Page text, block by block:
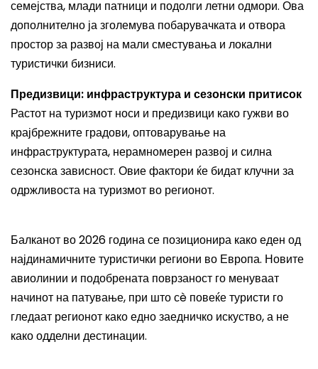
семејства, млади патници и подолги летни одмори. Ова
дополнително ја зголемува побарувачката и отвора
простор за развој на мали сместувања и локални
туристички бизниси.
Предизвици: инфраструктура и сезонски притисок
Растот на туризмот носи и предизвици како гужви во
крајбрежните градови, оптоварување на
инфраструктурата, нерамномерен развој и силна
сезонска зависност. Овие фактори ќе бидат клучни за
одржливоста на туризмот во регионот.
Балканот во 2026 година се позиционира како еден од
најдинамичните туристички региони во Европа. Новите
авиолинии и подобрената поврзаност го менуваат
начинот на патување, при што сè повеќе туристи го
гледаат регионот како едно заедничко искуство, а не
како одделни дестинации.